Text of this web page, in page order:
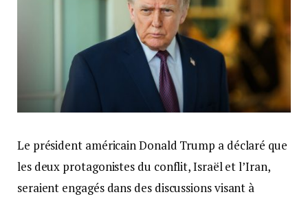
Le président américain Donald Trump a déclaré que
les deux protagonistes du conflit, Israël et l’Iran,
seraient engagés dans des discussions visant à